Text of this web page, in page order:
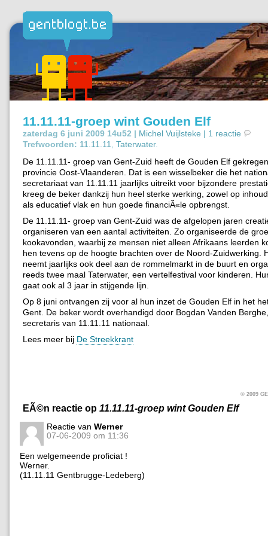
11.11.11-groep wint Gouden Elf
zaterdag 6 juni 2009 14u52 | Michel Vuijlsteke | 1 reactie
Trefwoorden: 11.11.11 Taterwater.
De 11.11.11- groep van Gent-Zuid heeft de Gouden Elf
provincie Oost-Vlaanderen. Dat is een wisselbeker die het
secretariaat van 11.11.11 jaarlijks uitreikt voor bijzondere
kreeg de beker dankzij hun heel sterke werking, zowel op
als educatief vlak en hun goede financiÃ«le opbrengst.
De 11.11.11- groep van Gent-Zuid was de afgelopen jaren
organiseren van een aantal activiteiten. Zo organiseerde de
kookavonden, waarbij ze mensen niet alleen Afrikaans leerden
hen tevens op de hoogte brachten over de Noord-Zuidwerking.
neemt jaarlijks ook deel aan de rommelmarkt in de buurt en
reeds twee maal Taterwater, een vertelfestival voor kinderen.
gaat ook al 3 jaar in stijgende lijn.
Op 8 juni ontvangen zij voor al hun inzet de Gouden Elf in het
Gent. De beker wordt overhandigd door Bogdan Vanden
secretaris van 11.11.11 nationaal.
Lees meer bij De Streekkrant
© 2009
EÃ©n reactie op 11.11.11-groep wint Gouden Elf
Reactie van Werner
07-06-2009 om 11:36
Een welgemeende proficiat !
Werner.
(11.11.11 Gentbrugge-Ledeberg)